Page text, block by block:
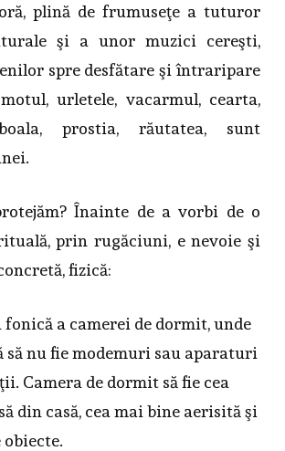
plină de frumuseţe a tuturor
şi a unor muzici cereşti,
spre desfătare şi întraripare
urletele, vacarmul, cearta,
prostia, răutatea, sunt
Înainte de a vorbi de o
prin rugăciuni, e nevoie şi
fizică:
a camerei de dormit, unde
să nu fie modemuri sau aparaturi
Camera de dormit să fie cea
din casă, cea mai bine aerisită şi